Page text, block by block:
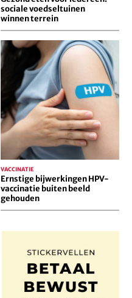
sociale voedseltuinen
winnen terrein
Ernstige
bijwerkingen
HPV-
vaccinatie
buiten
beeld
gehouden
Ernstige bijwerkingen HPV-
vaccinatie buiten beeld
gehouden
VACCINATIE